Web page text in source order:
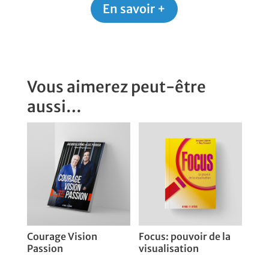
En savoir +
Vous aimerez peut-être
aussi…
Courage Vision
Passion
Focus: pouvoir de la
visualisation